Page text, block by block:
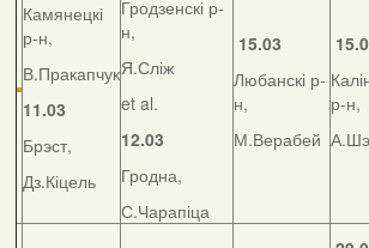
Камянецкі
р-н,
В.Пракапчук
11.03
Брэст,
Дз.Кіцель
Гродзенскі р-
н,
Я.Сліж
et al.
12.03
Гродна,
С.Чарапіца
15.03
Любанскі р-
н,
М.Верабей
р-н,